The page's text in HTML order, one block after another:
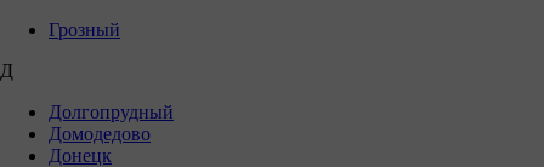
Грозный
Д
Долгопрудный
Домодедово
Донецк